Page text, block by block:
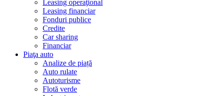
Leasing operaţional
Leasing financiar
Fonduri publice
Credite
Car sharing
Financiar
Piaţa auto
Analize de piață
Auto rulate
Autoturisme
Flotă verde